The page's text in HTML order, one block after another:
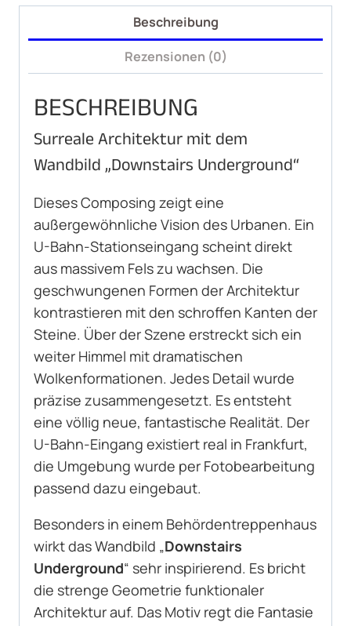
Beschreibung
Rezensionen (0)
BESCHREIBUNG
Surreale Architektur mit dem
Wandbild „Downstairs Underground“
Dieses Composing zeigt eine
außergewöhnliche Vision des Urbanen. Ein
U-Bahn-Stationseingang scheint direkt
aus massivem Fels zu wachsen. Die
geschwungenen Formen der Architektur
kontrastieren mit den schroffen Kanten der
Steine. Über der Szene erstreckt sich ein
weiter Himmel mit dramatischen
Wolkenformationen. Jedes Detail wurde
präzise zusammengesetzt. Es entsteht
eine völlig neue, fantastische Realität. Der
U-Bahn-Eingang existiert real in Frankfurt,
die Umgebung wurde per Fotobearbeitung
passend dazu eingebaut.
Besonders in einem Behördentreppenhaus
wirkt das Wandbild „Downstairs
Underground“ sehr inspirierend. Es bricht
die strenge Geometrie funktionaler
Architektur auf. Das Motiv regt die Fantasie